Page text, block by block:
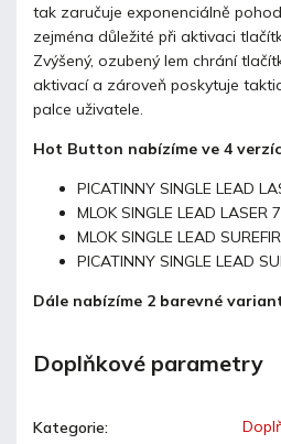
tak zaručuje exponenciálně
zejména důležité při aktivaci
Zvýšený, ozubený lem chrání
aktivací a zároveň poskytuje
palce uživatele.
Hot Button nabízíme ve 4
PICATINNY SINGLE LEAD
MLOK SINGLE LEAD LASER
MLOK SINGLE LEAD
PICATINNY SINGLE LEAD
Dále nabízíme 2 barevné
Doplňkové parametry
Kategorie: